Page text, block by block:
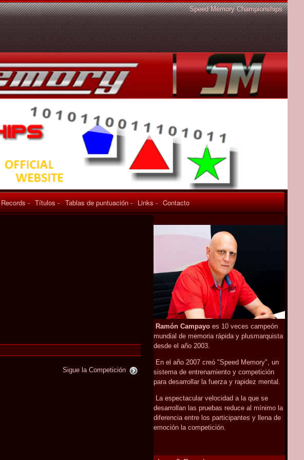
Speed Memory Championships
Records - Títulos - Tablas de puntuación - Links - Contacto
Sigue la Competición
Ramón Campayo es 10 veces campeón
mundial de memoria rápida y plusmarquista
desde el año 2003.
En el año 2007 creó "Speed Memory", un
sistema de entrenamiento y competición
para desarrollar la fuerza y rapidez mental.
La espectacular velocidad a la que se
desarrollan las pruebas reduce al mínimo la
diferencia entre los participantes y llena de
emoción la competición.